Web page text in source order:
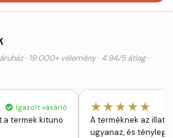
· 19 000+ vélemény · 4.94/5 átlag ·
Igazolt vásárló
a termek kituno
★★★★★
A terméknek az illata
ugyanaz, és tényleg